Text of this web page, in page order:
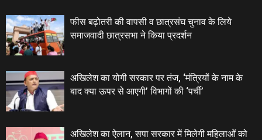
फीस बढ़ोतरी की वापसी व छात्रसंघ चुनाव के लिये
समाजवादी छात्रसभा ने किया प्रदर्शन
अखिलेश का योगी सरकार पर तंज, ‘मंत्रियों के नाम के
बाद क्या ऊपर से आएगी’ विभागों की ‘पर्ची’
अखिलेश का ऐलान, सपा सरकार में मिलेगी महिलाओं को